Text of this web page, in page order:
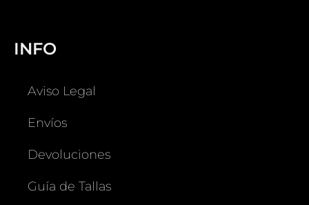
INFO
Aviso Legal
Envíos
Devoluciones
Guía de Tallas